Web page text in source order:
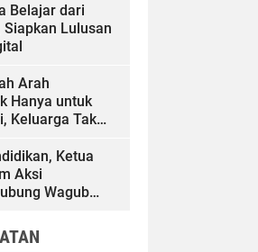
Belajar dari
Lulusan
Arah
Hanya untuk
Keluarga Tak
Ketua
Aksi
Wagub